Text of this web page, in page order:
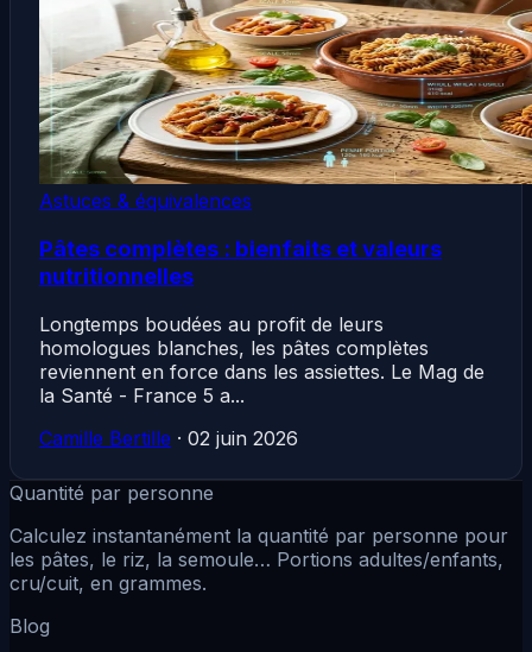
Astuces & équivalences
Pâtes complètes : bienfaits et valeurs
nutritionnelles
Longtemps boudées au profit de leurs
homologues blanches, les pâtes complètes
reviennent en force dans les assiettes. Le Mag de
la Santé - France 5 a...
Camille Bertille · 02 juin 2026
Quantité par personne
Calculez instantanément la quantité par personne pour
les pâtes, le riz, la semoule… Portions adultes/enfants,
cru/cuit, en grammes.
Blog